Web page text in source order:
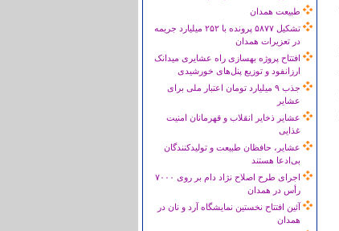
طبیعت همدان
تشکیل ۵۸۷۷ پرونده با ۲۵۲ میلیارد جریمه
در تعزیرات همدان
افتتاح پروژه بهسازی راه عشایری میدانک
ارزانفود و توزیع پنل‌های خورشیدی
جذب ۹ میلیارد تومان اعتبار ملی برای
عشایر
عشایر ذخایر انقلاب و قهرمانان امنیت
غذایی
عشایر، حافظان طبیعت و تولیدکنندگان
بی‌ادعا هستند
اجرای طرح اصلاح نژاد دام بر روی ۷۰۰۰
رأس در همدان
آئین افتتاح نخستین نمایشگاه آرد و نان در
همدان